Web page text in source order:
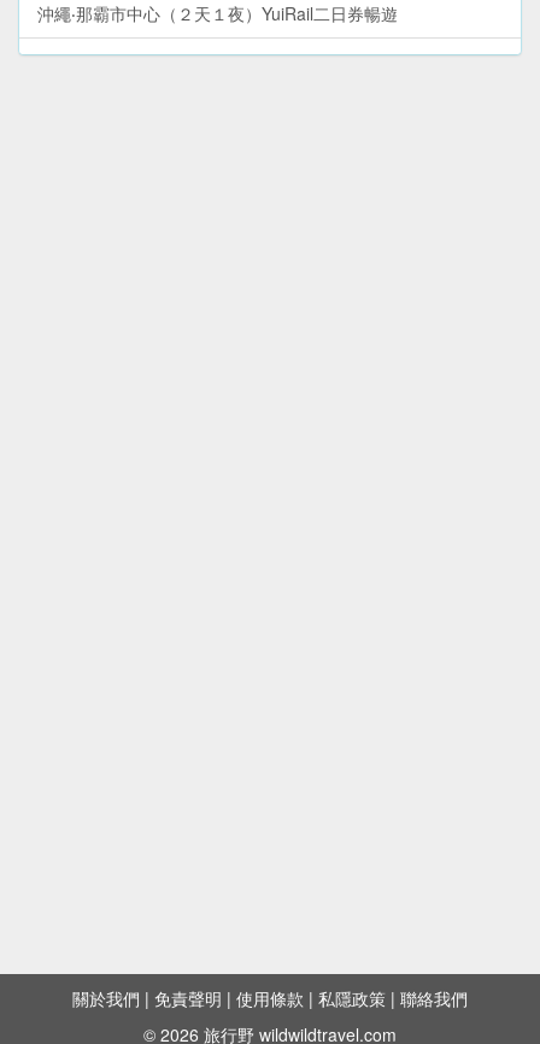
沖繩‧那霸市中心（２天１夜）YuiRail二日券暢遊
沖繩‧石垣島（３天２夜）環島自駕遊
關於我們 | 免責聲明 | 使用條款 | 私隱政策 | 聯絡我們
© 2026 旅行野 wildwildtravel.com